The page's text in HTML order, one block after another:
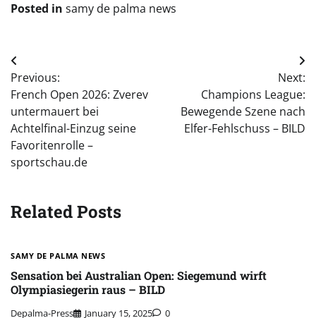
Posted in samy de palma news
Post
navigation
Previous:
French Open 2026: Zverev
untermauert bei
Achtelfinal-Einzug seine
Favoritenrolle –
sportschau.de
Next:
Champions League:
Bewegende Szene nach
Elfer-Fehlschuss – BILD
Related Posts
SAMY DE PALMA NEWS
Sensation bei Australian Open: Siegemund wirft
Olympiasiegerin raus – BILD
Depalma-Press January 15, 2025 0